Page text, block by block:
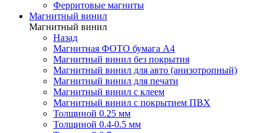
Ферритовые магниты
Магнитный винил
Магнитный винил
Назад
Магнитная ФОТО бумага А4
Магнитный винил без покрытия
Магнитный винил для авто (анизотропный)
Магнитный винил для печати
Магнитный винил с клеем
Магнитный винил с покрытием ПВХ
Толщиной 0.25 мм
Толщиной 0.4-0.5 мм